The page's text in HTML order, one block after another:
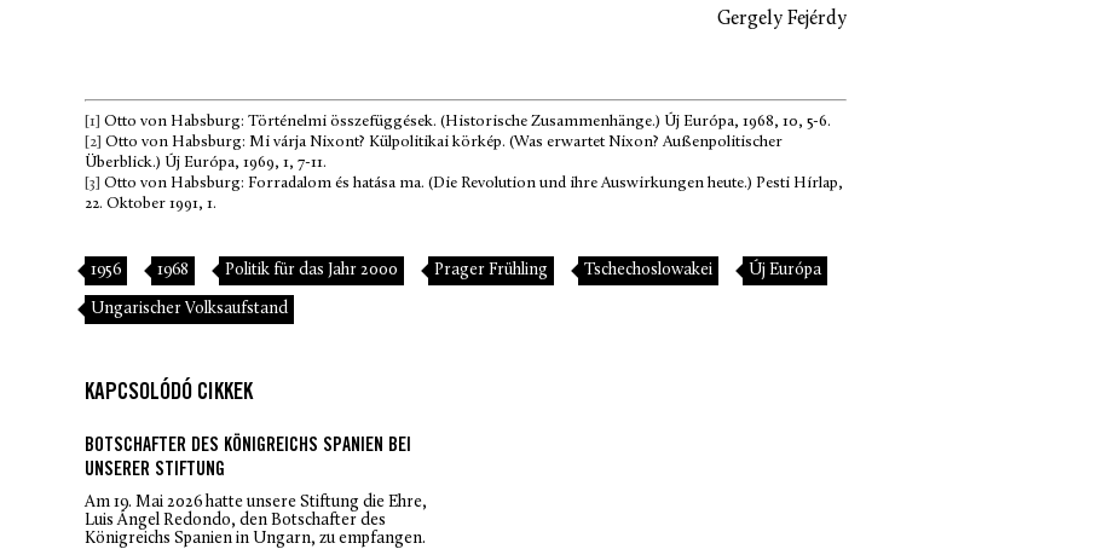
Gergely Fejérdy
[1] Otto von Habsburg: Történelmi összefüggések. (Historische Zusammenhänge.) Új Európa, 1968, 10, 5-6.
[2] Otto von Habsburg: Mi várja Nixont? Külpolitikai körkép. (Was erwartet Nixon? Außenpolitischer
Überblick.) Új Európa, 1969, 1, 7-11.
[3] Otto von Habsburg: Forradalom és hatása ma. (Die Revolution und ihre Auswirkungen heute.) Pesti Hírlap,
22. Oktober 1991, 1.
1956 1968 Politik für das Jahr 2000 Prager Frühling Tschechoslowakei Új Európa
Ungarischer Volksaufstand
KAPCSOLÓDÓ CIKKEK
BOTSCHAFTER DES KÖNIGREICHS SPANIEN BEI
UNSERER STIFTUNG
Am 19. Mai 2026 hatte unsere Stiftung die Ehre,
Luis Ángel Redondo, den Botschafter des
Königreichs Spanien in Ungarn, zu empfangen.